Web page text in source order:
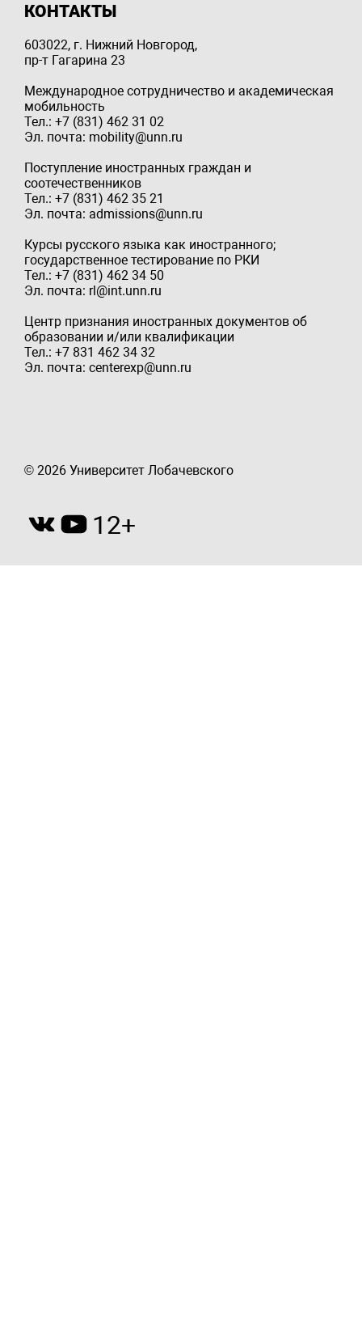
КОНТАКТЫ
603022, г. Нижний Новгород,
пр-т Гагарина 23
Международное сотрудничество и академическая
мобильность
Тел.: +7 (831) 462 31 02
Эл. почта: mobility@unn.ru
Поступление иностранных граждан и
соотечественников
Тел.: +7 (831) 462 35 21
Эл. почта: admissions@unn.ru
Курсы русского языка как иностранного;
государственное тестирование по РКИ
Тел.: +7 (831) 462 34 50
Эл. почта: rl@int.unn.ru
Центр признания иностранных документов об
образовании и/или квалификации
Тел.: +7 831 462 34 32
Эл. почта: centerexp@unn.ru
© 2026 Университет Лобачевского
12+